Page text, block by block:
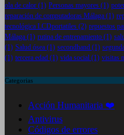
ola de calor (1) Personas mayores (1)
reparación de computadoras Málaga (1)
tecnológica LCDportatiles (2) repuestos
Málaga (1) rutina de entrenamiento (1)
(1) Salud ósea (1) secondhand (1)
(1) tercera edad (1) vida social (1) visitas
Categorias
Acción Humanitaria ❤️
Antivirus
Códigos de errores